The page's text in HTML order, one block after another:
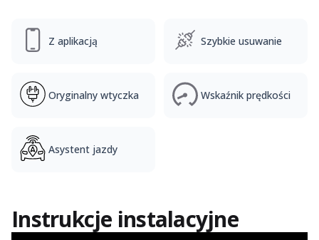
Z aplikacją Szybkie usuwanie
Oryginalny wtyczka Wskaźnik prędkości
Asystent jazdy
Instrukcje instalacyjne